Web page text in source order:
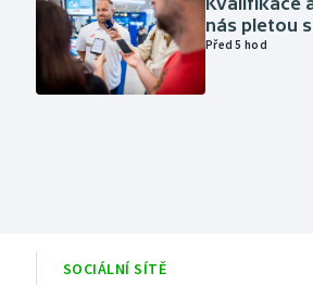
nás pletou
Před 5 hod
SOCIÁLNÍ SÍTĚ